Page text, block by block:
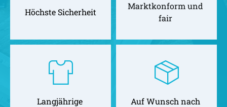
Höchste Sicherheit
Marktkonform und
fair
Langjährige
Auf Wunsch nach